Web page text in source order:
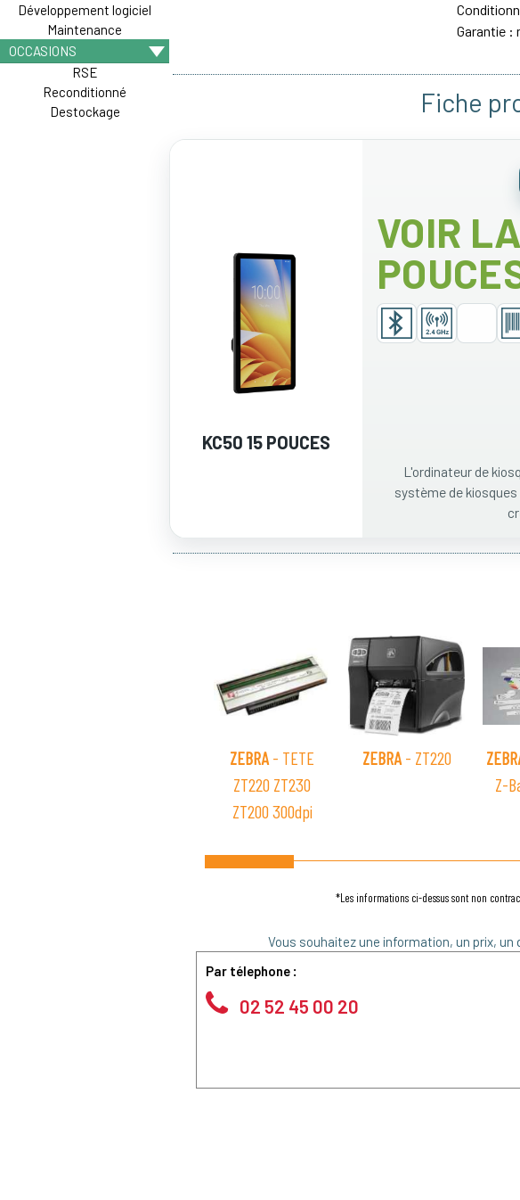
Développement logiciel
Maintenance
OCCASIONS
RSE
Reconditionné
Destockage
Garantie :
Fiche
KC50 15 POUCES
VOIR
L'ordinateur de
système de
ZEBRA - TETE
ZT220 ZT230
ZT200 300dpi
ZEBRA- ZT220
Z-
*Les informations ci-dessus sont non
Vous souhaitez une information, un prix,
Par télephone :
02 52 45 00 20